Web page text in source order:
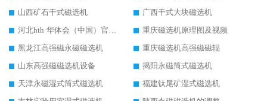
山西矿石干式磁选机
广西干式大块磁选机
河北hth·华体会（中国）官方网站-hth.com 工作视频
重庆磁选机原理图及视频
黑龙江高强磁永磁磁选机
重庆磁选机高强磁磁辊
山东高强磁磁选机设备
揭阳永磁筒式磁选机
天津永磁湿式筒式磁选机
福建钛尾矿湿式磁选机